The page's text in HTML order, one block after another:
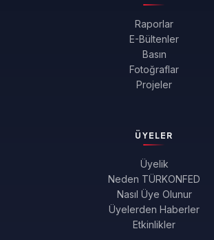
Raporlar
E-Bültenler
Basın
Fotoğraflar
Projeler
ÜYELER
Üyelik
Neden TÜRKONFED
Nasıl Üye Olunur
Üyelerden Haberler
Etkinlikler